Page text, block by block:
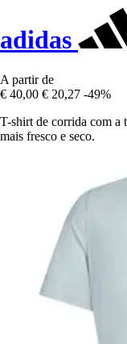
adidas
A partir de
€ 40,00 € 20,27 -49%
T-shirt de corrida com a
mais fresco e seco.